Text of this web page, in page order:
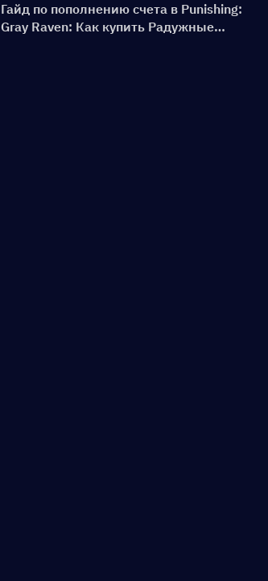
Гайд по пополнению счета в Punishing:
Gray Raven: Как купить Радужные